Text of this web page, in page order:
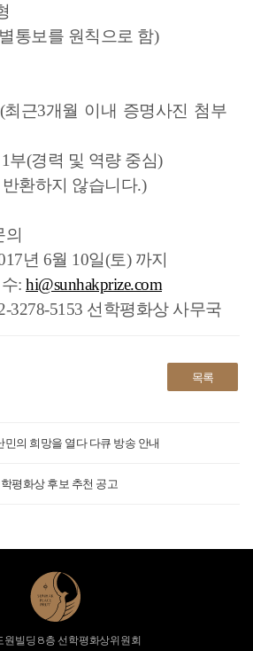
통보를 원칙으로 함)
근3개월 이내 증명사진 첨부
부(경력 및 역량 중심)
환하지 않습니다.)
의
년 6월 10일(토) 까지
: hi@sunhakprize.com
3278-5153 선학평화상 사무국
목록
민의 희망을 열다 다큐 방송 안내
평화상 후보 추천 공고
빌딩 8층 선학평화상위원회